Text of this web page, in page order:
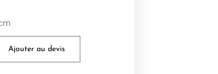
Ajouter au devis